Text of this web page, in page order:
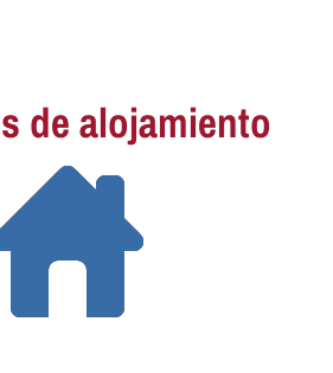
de alojamiento